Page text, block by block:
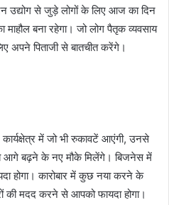
उद्योग से जुड़े लोगों के लिए आज का दिन
बना रहेगा। जो लोग पैतृक व्यवसाय
अपने पिताजी से बातचीत करेंगे।
में जो भी रुकावटें आएंगी, उनसे
बढ़ने के नए मौके मिलेंगे। बिजनेस में
होगा। कारोबार में कुछ नया करने के
मदद करने से आपको फायदा होगा।